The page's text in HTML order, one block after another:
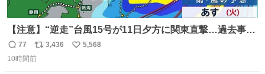
【注意】“逆走”台風15号が11日夕方に関東直撃…過去事例
が少なく予想外の被害も懸念
news.livedoor.com/lite/article_d… 台風15号はかなり珍し
返
信
77
リ
ポ
3,436
い
5,568
10時間前